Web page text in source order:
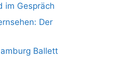
im Gespräch
Der
Ballett